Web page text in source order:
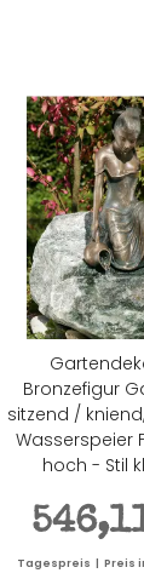
Bronzefigur
sitzend /
Wasserspeier
hoch - Stil
Tagespreis | Preis